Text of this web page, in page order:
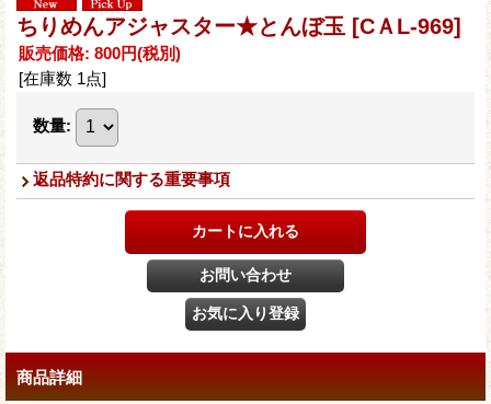
ちりめんアジャスター★とんぼ玉 [CＡL-969]
販売価格: 800円(税別)
[在庫数 1点]
数量:
返品特約に関する重要事項
商品詳細